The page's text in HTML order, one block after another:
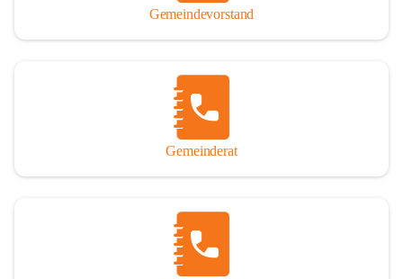
Jahrhunderte, ja Jahrtausende alte Geschichte von der Steinzeit
einladen.
Gemeindevorstand
Gemeinderat